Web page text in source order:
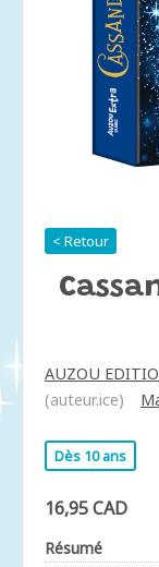
< Retour
AUZOU
(auteur.ice)
Dès 10 ans
16,95 CAD
Résumé